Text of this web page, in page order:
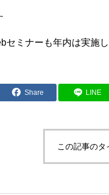
セミナーも年内は実施
Share LINE
この記事の